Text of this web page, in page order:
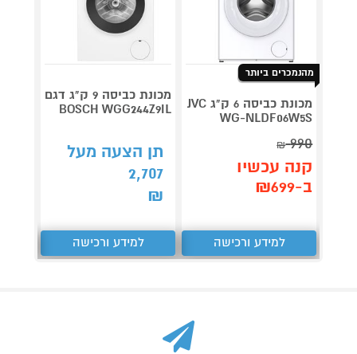
מהנמכרים ביותר
מכונת כביסה 6 ק"ג JVC
WG-NLDF06W5S
990
₪
קנה עכשיו
ב-₪699
למידע ורכישה
מכונת כביסה 9 ק"ג דגם
BOSCH WGG244Z9IL
תן הצעה מעל
2,707
₪
למידע ורכישה